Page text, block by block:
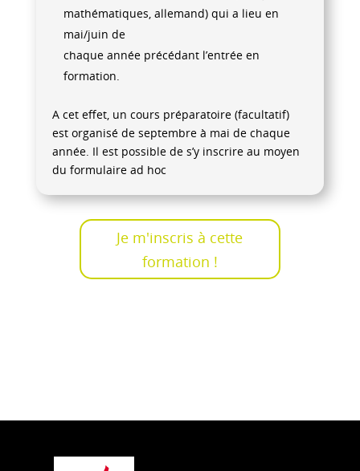
mathématiques, allemand) qui a lieu en
mai/juin de
chaque année précédant l’entrée en
formation.
A cet effet, un cours préparatoire (facultatif)
est organisé de septembre à mai de chaque
année. Il est possible de s’y inscrire au moyen
du formulaire ad hoc
Je m'inscris à cette
formation !